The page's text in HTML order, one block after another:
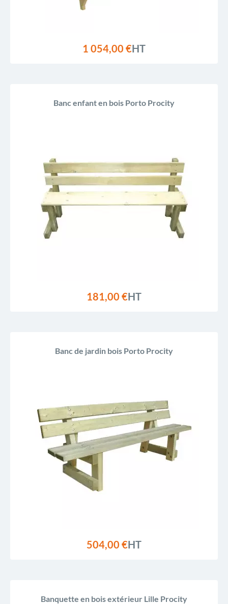
1 054,00 €HT
Banc enfant en bois Porto Procity
181,00 €HT
Banc de jardin bois Porto Procity
504,00 €HT
Banquette en bois extérieur Lille Procity